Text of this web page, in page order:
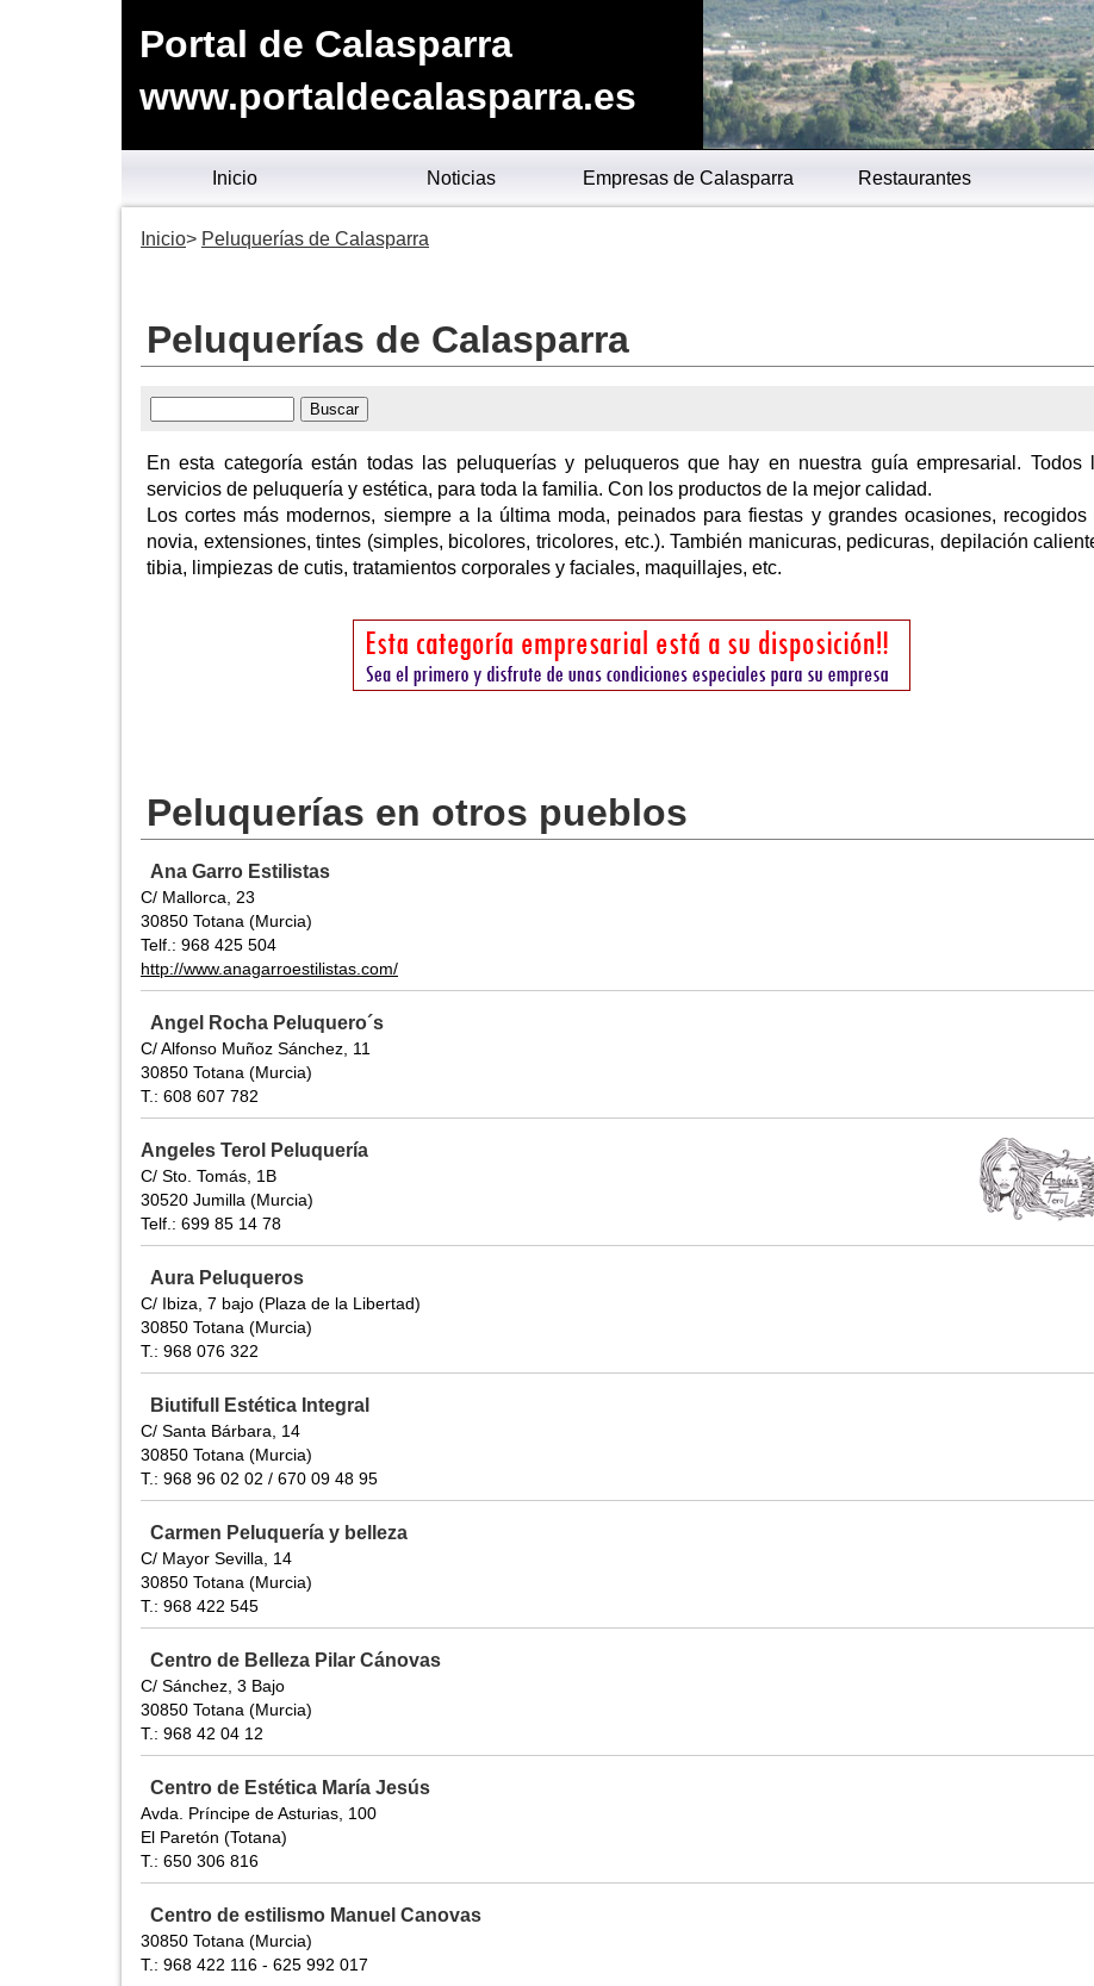
Portal de Calasparra
www.portaldecalasparra.es
Inicio Noticias Empresas de Calasparra Restaurantes
Inicio Peluquerías de Calasparra
Peluquerías de Calasparra
En esta categoría están todas las peluquerías y peluqueros que hay en nuestra guía empresarial. Todos
servicios de peluquería y estética, para toda la familia. Con los productos de la mejor calidad.
Los cortes más modernos, siempre a la última moda, peinados para fiestas y grandes ocasiones, recogidos
novia, extensiones, tintes (simples, bicolores, tricolores, etc.). También manicuras, pedicuras, depilación
tibia, limpiezas de cutis, tratamientos corporales y faciales, maquillajes, etc.
Peluquerías en otros pueblos
Ana Garro Estilistas
C/ Mallorca, 23
30850 Totana (Murcia)
Telf.: 968 425 504
http://www.anagarroestilistas.com/
Angel Rocha Peluquero´s
C/ Alfonso Muñoz Sánchez, 11
30850 Totana (Murcia)
T.: 608 607 782
Angeles Terol Peluquería
C/ Sto. Tomás, 1B
30520 Jumilla (Murcia)
Telf.: 699 85 14 78
Aura Peluqueros
C/ Ibiza, 7 bajo (Plaza de la Libertad)
30850 Totana (Murcia)
T.: 968 076 322
Biutifull Estética Integral
C/ Santa Bárbara, 14
30850 Totana (Murcia)
T.: 968 96 02 02 / 670 09 48 95
Carmen Peluquería y belleza
C/ Mayor Sevilla, 14
30850 Totana (Murcia)
T.: 968 422 545
Centro de Belleza Pilar Cánovas
C/ Sánchez, 3 Bajo
30850 Totana (Murcia)
T.: 968 42 04 12
Centro de Estética María Jesús
Avda. Príncipe de Asturias, 100
El Paretón (Totana)
T.: 650 306 816
Centro de estilismo Manuel Canovas
30850 Totana (Murcia)
T.: 968 422 116 - 625 992 017